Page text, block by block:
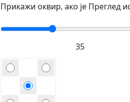
Прикажи оквир, ако је Преглед